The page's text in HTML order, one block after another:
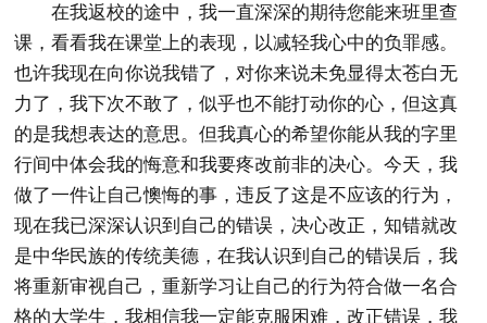
在我返校的途中，我一直深深的期待您能来班里查
课，看看我在课堂上的表现，以减轻我心中的负罪感。
也许我现在向你说我错了，对你来说未免显得太苍白无
力了，我下次不敢了，似乎也不能打动你的心，但这真
的是我想表达的意思。但我真心的希望你能从我的字里
行间中体会我的悔意和我要疼改前非的决心。今天，我
做了一件让自己懊悔的事，违反了这是不应该的行为，
现在我已深深认识到自己的错误，决心改正，知错就改
是中华民族的传统美德，在我认识到自己的错误后，我
将重新审视自己，重新学习让自己的行为符合做一名合
格的大学生，我相信我一定能克服困难，改正错误，我